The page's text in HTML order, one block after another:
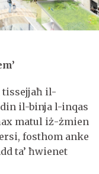
tissejjaħ il-
il-binja l-inqas
matul iż-żmien
fosthom anke
ta’ ħwienet